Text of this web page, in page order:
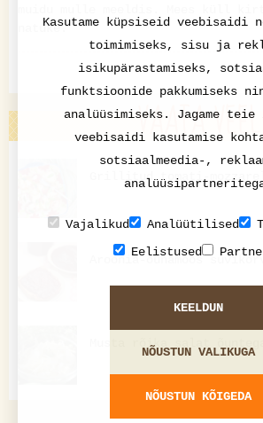
natuke.
VAATA VEEL
Grillitud tomati-
Aroonia-õunamoos
Musta rõika salat õuntega
Kasutame küpsiseid veebisaidi
toimimiseks, sisu ja
isikupärastamiseks,
funktsioonide pakkumiseks
analüüsimiseks. Jagame
veebisaidi kasutamise
sotsiaalmeedia-,
Vajalikud Analüütilised
Eelistused
KEELDUN
NÕUSTUN VALIKUGA
NÕUSTUN KÕIGEDA